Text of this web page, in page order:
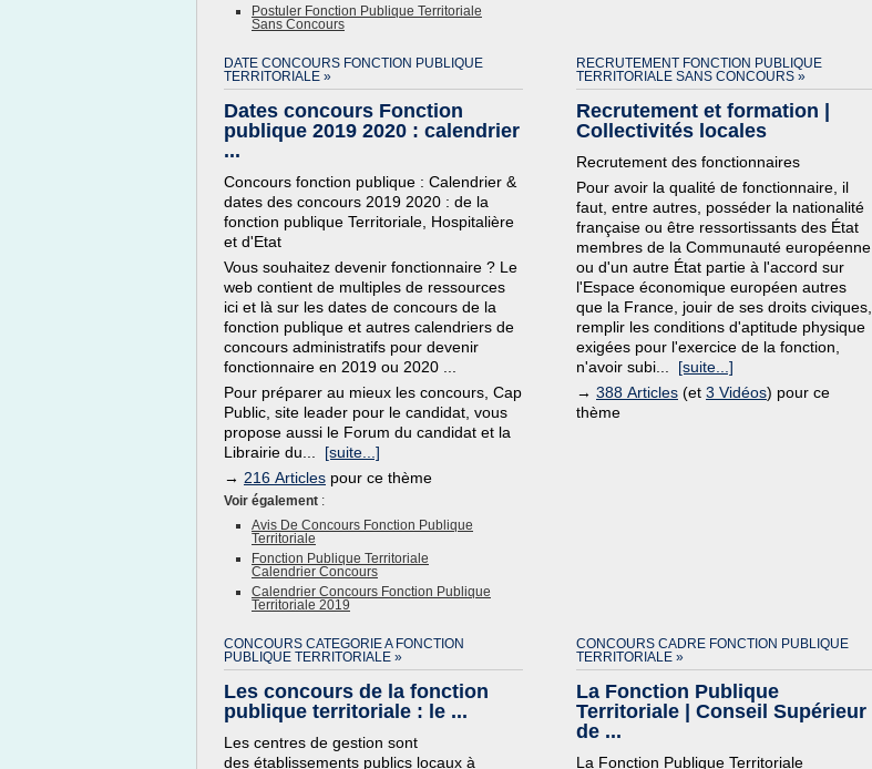
Postuler Fonction Publique Territoriale
Sans Concours
DATE CONCOURS FONCTION PUBLIQUE
TERRITORIALE »
Dates concours Fonction
publique 2019 2020 : calendrier
...
Concours fonction publique : Calendrier &
dates des concours 2019 2020 : de la
fonction publique Territoriale, Hospitalière
et d'Etat
Vous souhaitez devenir fonctionnaire ? Le
web contient de multiples de ressources
ici et là sur les dates de concours de la
fonction publique et autres calendriers de
concours administratifs pour devenir
fonctionnaire en 2019 ou 2020 ...
Pour préparer au mieux les concours, Cap
Public, site leader pour le candidat, vous
propose aussi le Forum du candidat et la
Librairie du... [suite...]
→ 216 Articles pour ce thème
Voir également :
Avis De Concours Fonction Publique
Territoriale
Fonction Publique Territoriale
Calendrier Concours
Calendrier Concours Fonction Publique
Territoriale 2019
RECRUTEMENT FONCTION PUBLIQUE
TERRITORIALE SANS CONCOURS »
Recrutement et formation |
Collectivités locales
Recrutement des fonctionnaires
Pour avoir la qualité de fonctionnaire, il
faut, entre autres, posséder la nationalité
française ou être ressortissants des État
membres de la Communauté européenne
ou d'un autre État partie à l'accord sur
l'Espace économique européen autres
que la France, jouir de ses droits civiques,
remplir les conditions d'aptitude physique
exigées pour l'exercice de la fonction,
n'avoir subi... [suite...]
→ 388 Articles (et 3 Vidéos) pour ce
thème
CONCOURS CATEGORIE A FONCTION
PUBLIQUE TERRITORIALE »
Les concours de la fonction
publique territoriale : le ...
Les centres de gestion sont
des établissements publics locaux à
CONCOURS CADRE FONCTION PUBLIQUE
TERRITORIALE »
La Fonction Publique
Territoriale | Conseil Supérieur
de ...
La Fonction Publique Territoriale